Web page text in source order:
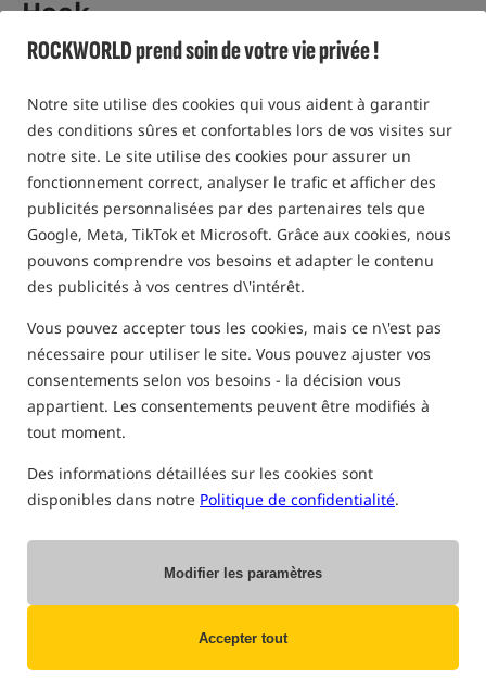
ROCKWORLD prend soin de votre vie privée !
Notre site utilise des cookies qui vous aident à garantir
des conditions sûres et confortables lors de vos visites sur
notre site. Le site utilise des cookies pour assurer un
fonctionnement correct, analyser le trafic et afficher des
publicités personnalisées par des partenaires tels que
Google, Meta, TikTok et Microsoft. Grâce aux cookies, nous
pouvons comprendre vos besoins et adapter le contenu
des publicités à vos centres d\'intérêt.
Vous pouvez accepter tous les cookies, mais ce n\'est pas
nécessaire pour utiliser le site. Vous pouvez ajuster vos
consentements selon vos besoins - la décision vous
appartient. Les consentements peuvent être modifiés à
tout moment.
Des informations détaillées sur les cookies sont
disponibles dans notre Politique de confidentialité.
Modifier les paramètres
Accepter tout
Hook
Crochets Carpe /ESP
2 des avis | au-dessus de 270 personnes j'ai acheté ce produit
(Certaines options peuvent avoir été masquées par la méthode de filtrage